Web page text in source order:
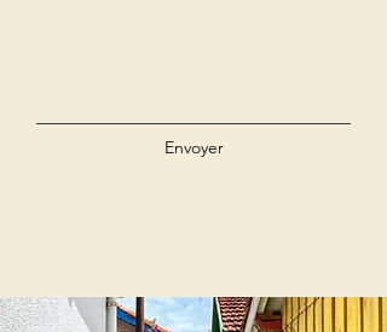
Envoyer